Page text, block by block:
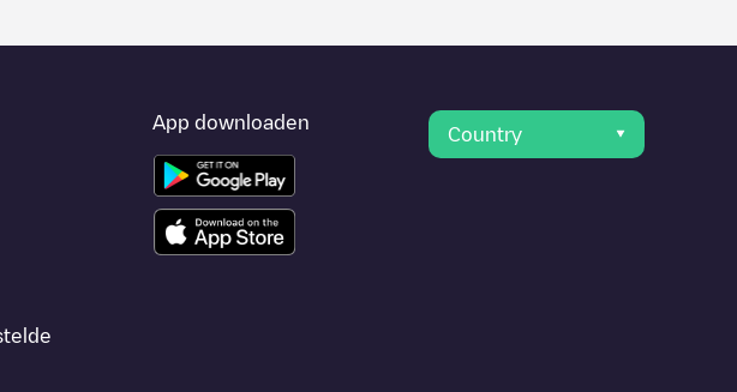
App downloaden
Country